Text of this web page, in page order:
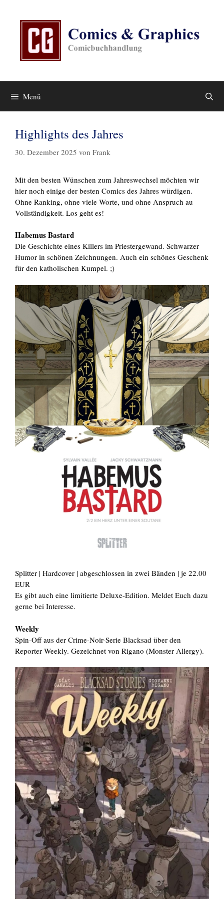
Menü
Highlights des Jahres
30. Dezember 2025 von Frank
Mit den besten Wünschen zum Jahreswechsel möchten wir
hier noch einige der besten Comics des Jahres würdigen.
Ohne Ranking, ohne viele Worte, und ohne Anspruch au
Vollständigkeit. Los geht es!
Habemus Bastard
Die Geschichte eines Killers im Priestergewand. Schwarzer
Humor in schönen Zeichnungen. Auch ein schönes Geschenk
für den katholischen Kumpel. ;)
Splitter | Hardcover | abgeschlossen in zwei Bänden | je 22.00
EUR
Es gibt auch eine limitierte Deluxe-Edition. Meldet Euch dazu
gerne bei Interesse.
Weekly
Spin-Off aus der Crime-Noir-Serie Blacksad über den
Reporter Weekly. Gezeichnet von Rigano (Monster Allergy).